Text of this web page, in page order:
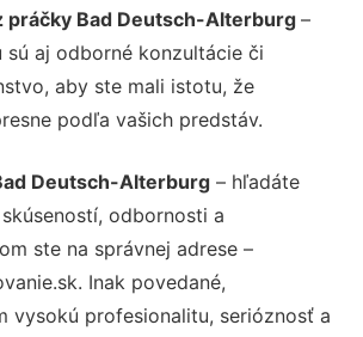
práčky Bad Deutsch-Alterburg –
sú aj odborné konzultácie či
aby ste mali istotu, že
podľa vašich predstáv.
Deutsch-Alterburg – hľadáte
odbornosti a
ste na správnej adrese –
Inak povedané,
vysokú profesionalitu, serióznosť a